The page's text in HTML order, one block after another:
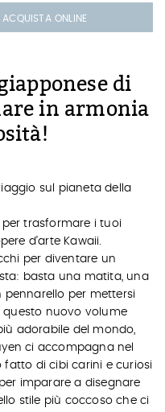
ACQUISTA ONLINE
di
in armonia
sul pianeta della
per trasformare i tuoi
d’arte Kawaii.
per diventare un
basta una matita, una
pennarello per mettersi
questo nuovo volume
adorabile del mondo,
ci accompagna nel
fatto di cibi carini e curiosi
imparare a disegnare
stile più coccoso che ci